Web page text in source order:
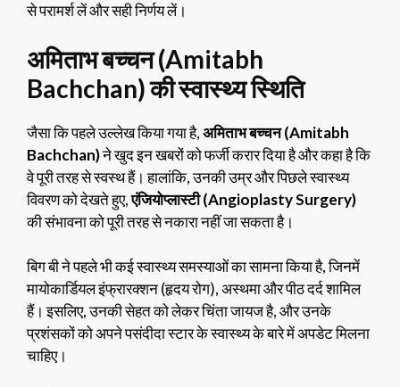
से परामर्श लें और सही निर्णय लें।
अमिताभ बच्चन (Amitabh
Bachchan)की स्वास्थ्य स्थिति
जैसा कि पहले उल्लेख किया गया है,अमिताभ बच्चन (Amitabh
Bachchan)ने खुद इन खबरों को फर्जी करार दिया है और कहा है कि
वे पूरी तरह से स्वस्थ हैं। हालांकि, उनकी उम्र और पिछले स्वास्थ्य
विवरण को देखते हुए,एंजियोप्लास्टी (Angioplasty Surgery)
की संभावना को पूरी तरह से नकारा नहीं जा सकता है।
बिग बी ने पहले भी कई स्वास्थ्य समस्याओं का सामना किया है, जिनमें
मायोकार्डियल इंफ्रारक्शन (हृदय रोग), अस्थमा और पीठ दर्द शामिल
हैं। इसलिए, उनकी सेहत को लेकर चिंता जायज है, और उनके
प्रशंसकों को अपने पसंदीदा स्टार के स्वास्थ्य के बारे में अपडेट मिलना
चाहिए।